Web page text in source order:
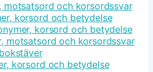
motsatsord och korsordssvar
korsord och betydelse
korsord och betydelse
motsatsord och korsordssvar
korsord och betydelse